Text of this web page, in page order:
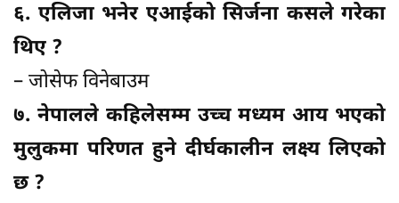
६. एलिजा भनेर एआईको सिर्जना कसले गरेका
थिए ?
– जोसेफ विनेबाउम
७. नेपालले कहिलेसम्म उच्च मध्यम आय भएको
मुलुकमा परिणत हुने दीर्घकालीन लक्ष्य लिएको
छ ?